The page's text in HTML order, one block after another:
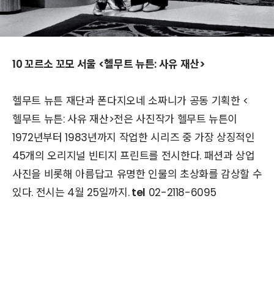
10 꼬르소 꼬모 서울 <헬무트 뉴튼: 사유 재산>
헬무트 뉴튼 재단과 폰다지오네 소짜니가 공동 기획한 <
헬무트 뉴튼: 사유 재산>전은 사진작가 헬무트 뉴튼이
1972년부터 1983년까지 작업한 시리즈 중 가장 상징적인
45개의 오리지널 빈티지 프린트를 전시한다. 패션과 상업
사진을 비롯해 아름답고 유명한 인물의 초상화를 감상할 수
있다. 전시는 4월 25일까지.tel 02-2118-6095